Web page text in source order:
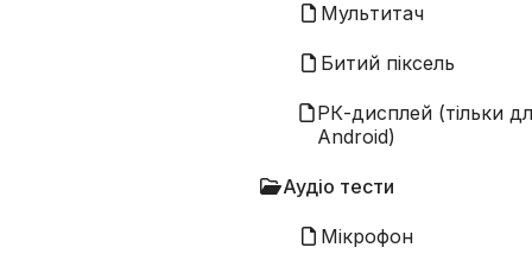
Цей тест вимагає зовнішнього
навушників, підключених через USB-
Мультитач
Битий піксель
РК-дисплей (тільки
Android)
Аудіо тести
Мікрофон